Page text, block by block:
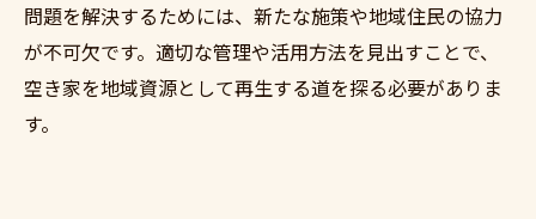
問題を解決するためには、新たな施策や地域住民の協力
が不可欠です。適切な管理や活用方法を見出すことで、
空き家を地域資源として再生する道を探る必要がありま
す。